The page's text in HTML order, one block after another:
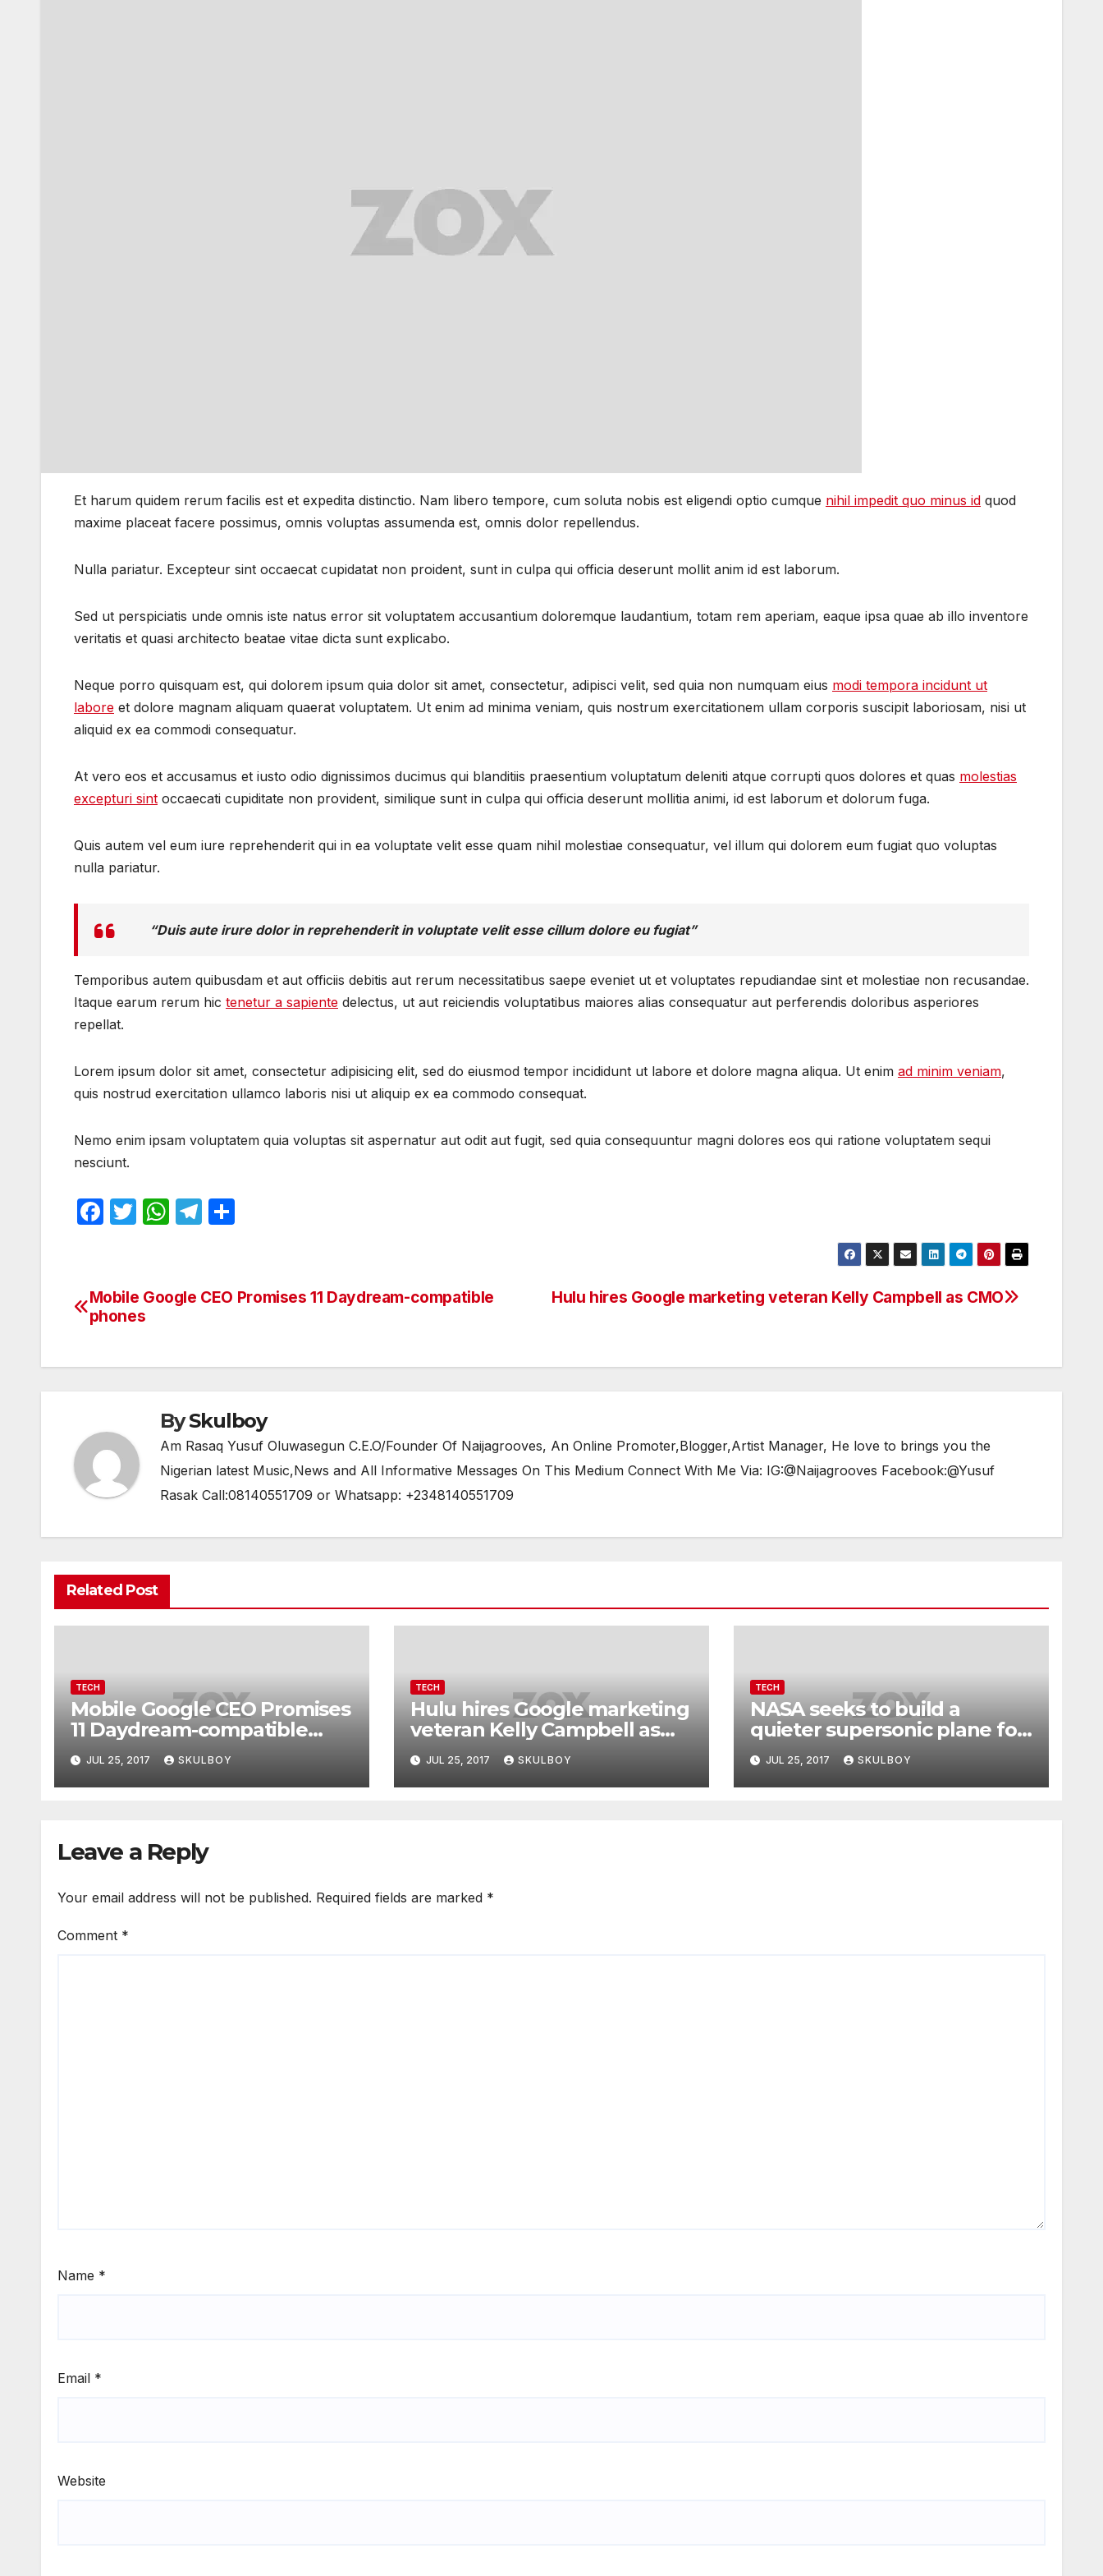
Et harum quidem rerum facilis est et expedita distinctio. Nam libero tempore, cum soluta nobis est eligendi optio cumque nihil impedit quo minus id quod
maxime placeat facere possimus, omnis voluptas assumenda est, omnis dolor repellendus.
Nulla pariatur. Excepteur sint occaecat cupidatat non proident, sunt in culpa qui officia deserunt mollit anim id est laborum.
Sed ut perspiciatis unde omnis iste natus error sit voluptatem accusantium doloremque laudantium, totam rem aperiam, eaque ipsa quae ab illo inventore
veritatis et quasi architecto beatae vitae dicta sunt explicabo.
Neque porro quisquam est, qui dolorem ipsum quia dolor sit amet, consectetur, adipisci velit, sed quia non numquam eius modi tempora incidunt ut
labore et dolore magnam aliquam quaerat voluptatem. Ut enim ad minima veniam, quis nostrum exercitationem ullam corporis suscipit laboriosam, nisi ut
aliquid ex ea commodi consequatur.
At vero eos et accusamus et iusto odio dignissimos ducimus qui blanditiis praesentium voluptatum deleniti atque corrupti quos dolores et quas molestias
excepturi sint occaecati cupiditate non provident, similique sunt in culpa qui officia deserunt mollitia animi, id est laborum et dolorum fuga.
Quis autem vel eum iure reprehenderit qui in ea voluptate velit esse quam nihil molestiae consequatur, vel illum qui dolorem eum fugiat quo voluptas
nulla pariatur.
“Duis aute irure dolor in reprehenderit in voluptate velit esse cillum dolore eu fugiat”
Temporibus autem quibusdam et aut officiis debitis aut rerum necessitatibus saepe eveniet ut et voluptates repudiandae sint et molestiae non recusandae.
Itaque earum rerum hic tenetur a sapiente delectus, ut aut reiciendis voluptatibus maiores alias consequatur aut perferendis doloribus asperiores
repellat.
Lorem ipsum dolor sit amet, consectetur adipisicing elit, sed do eiusmod tempor incididunt ut labore et dolore magna aliqua. Ut enim ad minim veniam,
quis nostrud exercitation ullamco laboris nisi ut aliquip ex ea commodo consequat.
Nemo enim ipsam voluptatem quia voluptas sit aspernatur aut odit aut fugit, sed quia consequuntur magni dolores eos qui ratione voluptatem sequi
nesciunt.
F
e
b
o
T
er
W
s
A
p
T
gr e
Post
Hulu hires Google marketing veteran Kelly Campbell as CMO
Mobile Google CEO Promises 11 Daydream-compatible
phones
BySkulboy
Am Rasaq Yusuf Oluwasegun C.E.O/Founder Of Naijagrooves, An Online Promoter,Blogger,Artist Manager, He love to brings you the
Nigerian latest Music,News and All Informative Messages On This Medium Connect With Me Via: IG:@Naijagrooves Facebook:@Yusuf
Rasak Call:08140551709 or Whatsapp: +2348140551709
Related Post
TECH
Mobile Google CEO Promises
11 Daydream-compatible
phones
JUL 25, 2017 SKULBOY
TECH
Hulu hires Google marketing
veteran Kelly Campbell as
CMO
JUL 25, 2017 SKULBOY
TECH
NASA seeks to build a
quieter supersonic plane for
passenger flight
JUL 25, 2017 SKULBOY
Leave a Reply
Your email address will not be published. Required fields are marked *
Comment *
Name *
Email *
Website